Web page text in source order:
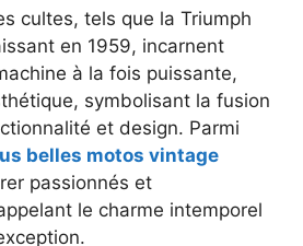
cultes, tels que la Triumph
en 1959, incarnent
à la fois puissante,
symbolisant la fusion
et design. Parmi
belles motos vintage
passionnés et
le charme intemporel